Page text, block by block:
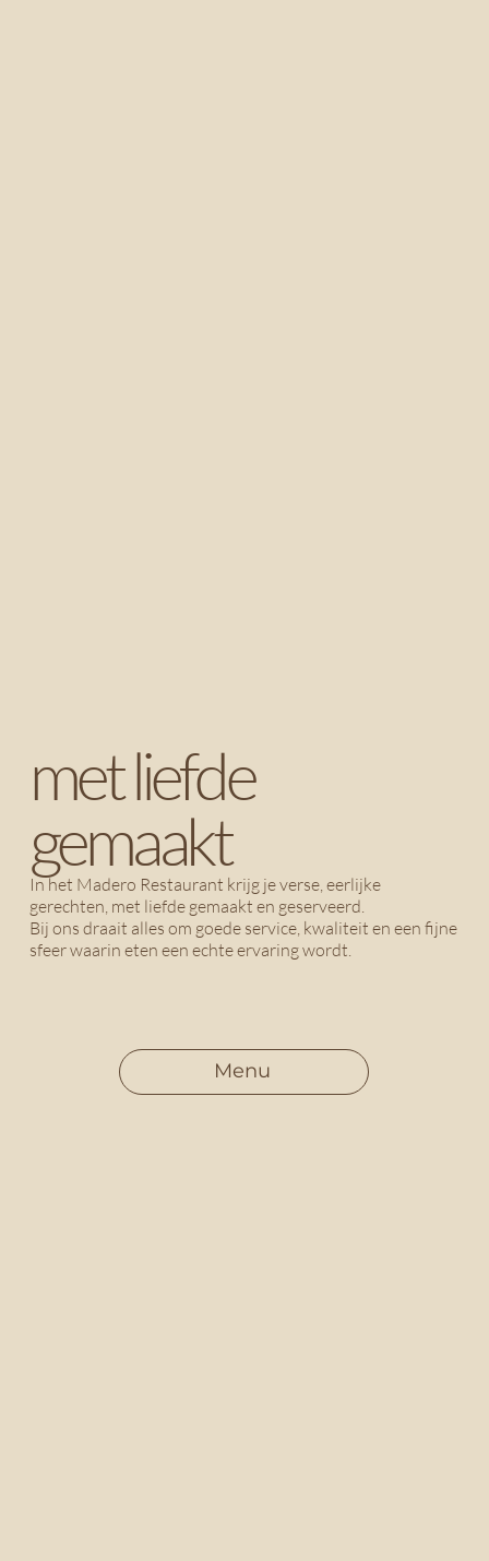
met liefde
gemaakt
In het Madero Restaurant krijg je verse, eerlijke
gerechten, met liefde gemaakt en geserveerd.
Bij ons draait alles om goede service, kwaliteit en een fijne
sfeer waarin eten een echte ervaring wordt.
Menu